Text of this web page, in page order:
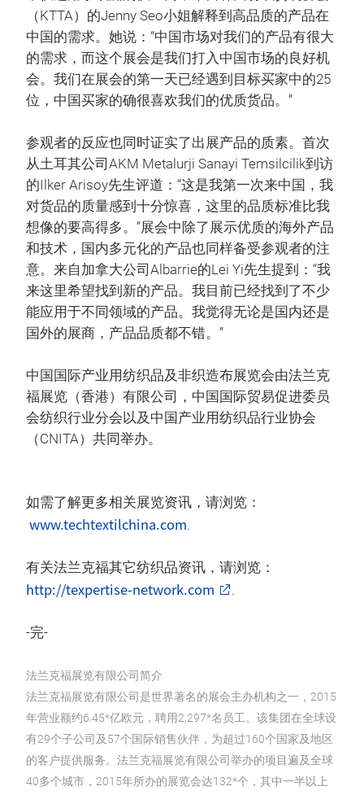
（KTTA）的Jenny Seo小姐解释到高品质的产品在
中国的需求。她说：“中国市场对我们的产品有很大
的需求，而这个展会是我们打入中国市场的良好机
会。我们在展会的第一天已经遇到目标买家中的25
位，中国买家的确很喜欢我们的优质货品。”
参观者的反应也同时证实了出展产品的质素。首次
从土耳其公司AKM Metalurji Sanayi Temsilcilik到访
的Ilker Arisoy先生评道：“这是我第一次来中国，我
对货品的质量感到十分惊喜，这里的品质标准比我
想像的要高得多。”展会中除了展示优质的海外产品
和技术，国内多元化的产品也同样备受参观者的注
意。来自加拿大公司Albarrie的Lei Yi先生提到：“我
来这里希望找到新的产品。我目前已经找到了不少
能应用于不同领域的产品。我觉得无论是国内还是
国外的展商，产品品质都不错。”
中国国际产业用纺织品及非织造布展览会由法兰克
福展览（香港）有限公司，中国国际贸易促进委员
会纺织行业分会以及中国产业用纺织品行业协会
（CNITA）共同举办。
如需了解更多相关展览资讯，请浏览：
www.techtextilchina.com.
有关法兰克福其它纺织品资讯，请浏览：
http://texpertise-network.com .
-完-
法兰克福展览有限公司简介
法兰克福展览有限公司是世界著名的展会主办机构之一，2015
年营业额约6.45*亿欧元，聘用2,297*名员工。该集团在全球设
有29个子公司及57个国际销售伙伴，为超过160个国家及地区
的客户提供服务。法兰克福展览有限公司举办的项目遍及全球
40多个城市，2015年所办的展览会达132*个，其中一半以上